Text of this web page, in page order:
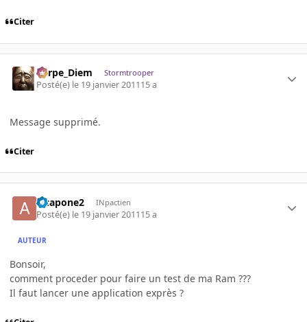
Citer
Carpe_Diem Stormtrooper
Posté(e) le 19 janvier 201115 a
Message supprimé.
Citer
alcapone2 INpactien
Posté(e) le 19 janvier 201115 a
AUTEUR
Bonsoir,
comment proceder pour faire un test de ma Ram ???
Il faut lancer une application exprès ?